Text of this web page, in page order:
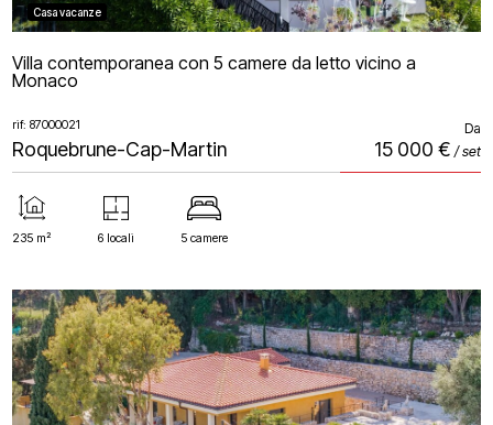
Casa vacanze
Villa contemporanea con 5 camere da letto vicino a
Monaco
rif: 87000021 Da
15 000 € / set
Roquebrune-Cap-Martin
235 m² 6 locali 5 camere